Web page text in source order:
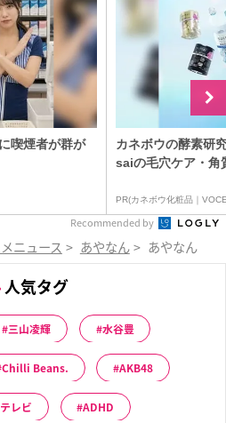
喫煙者が群が
カネボウの酵素研
saiの毛穴ケア・角
PR(カネボウ化粧品｜
Recommended by
ニュース > あやなん > あやなん 「
人気タグ
三山凌輝 水谷豊
Chilli Beans. AKB48
レビ ADHD